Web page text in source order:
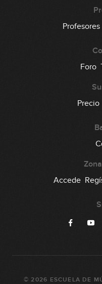
Profesores
Foro
Precio
Accede
©2026 ESCUELA DE